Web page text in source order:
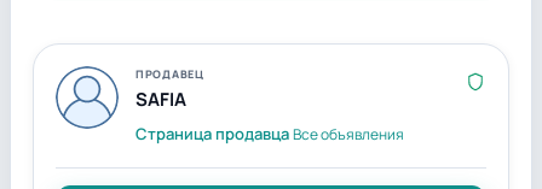
ПРОДАВЕЦ
SAFIA
Страница продавцаВсе объявления